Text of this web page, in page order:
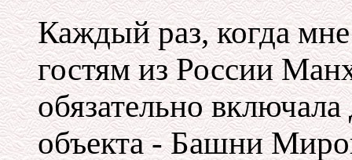
Каждый раз, когда
гостям из России
обязательно
объекта - Башни